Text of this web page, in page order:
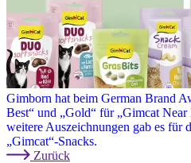
Gimborn hat beim German Brand
Best“ und „Gold“ für „Gimcat
weitere Auszeichnungen gab es für
„Gimcat“-Snacks.
Zurück